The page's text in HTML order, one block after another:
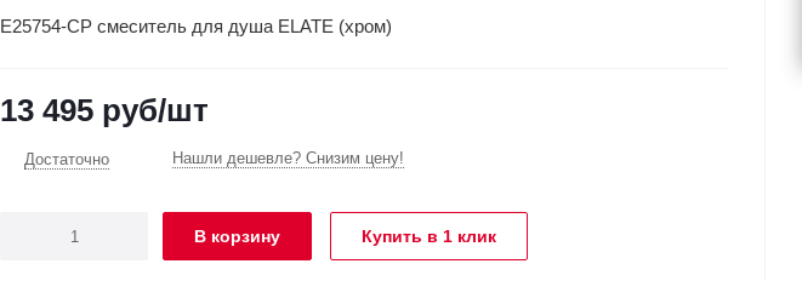
E25754-CP смеситель для душа ELATE (хром)
13 495 руб/шт
Достаточно Нашли дешевле? Снизим цену!
В корзину Купить в 1 клик